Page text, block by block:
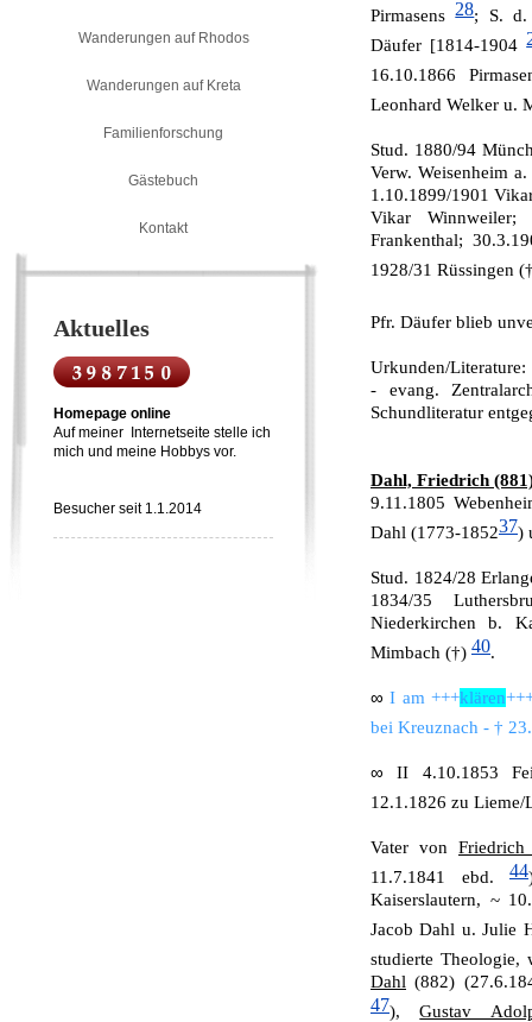
Pirmasens28; S. d.
Däufer [1814-1904
16.10.1866
Leonhard Welker u.
Stud. 1880/94
Verw. Weisenheim
1.10.1899/1901
Vikar Winnweiler;
Frankenthal;
1928/31 Rüssingen
Pfr. Däufer blieb
Urkunden/Literature:
- evang.
Schundliteratur
Dahl, Friedrich
9.11.1805
Dahl (1773-185237)
Stud. 1824/28
1834/35
Niederkirchen b.
Mimbach (†) 40.
∞I am +++klären
bei Kreuznach - †
∞II 4.10.1853
12.1.1826 zu
Vater von
11.7.1841 ebd. 44
Kaiserslautern, ~
Jacob Dahl u. Julie
studierte Theologie,
Dahl (882)
47),
Gustav
Wanderungen auf Rhodos
Wanderungen auf Kreta
Familienforschung
Gästebuch
Kontakt
Aktuelles
Homepage online
Auf meiner Internetseite stelle ich
mich und meine Hobbys vor.
Besucher seit 1.1.2014